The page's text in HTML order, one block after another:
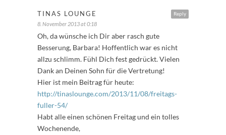
Reply
TINAS LOUNGE
8. November 2013 at 0:18
Oh, da wünsche ich Dir aber rasch gute
Besserung, Barbara! Hoffentlich war es nicht
allzu schlimm. Fühl Dich fest gedrückt. Vielen
Dank an Deinen Sohn für die Vertretung!
Hier ist mein Beitrag für heute:
http://tinaslounge.com/2013/11/08/freitags-
fuller-54/
Habt alle einen schönen Freitag und ein tolles
Wochenende,